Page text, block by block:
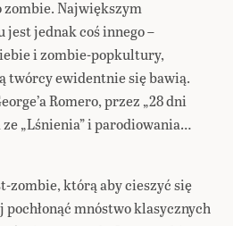
zombie. Największym
jednak coś innego –
i zombie-popkultury,
twórcy ewidentnie się bawią.
Romero, przez „28 dni
„Lśnienia” i parodiowania…
zombie, którą aby cieszyć się
pochłonąć mnóstwo klasycznych